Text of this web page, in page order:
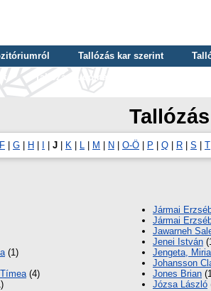
Tallózás kar szerint
Tallózás tudományterület szerint
F G H J K L M N O-Ö P Q R S T
(1)
(4)
Jármai
Jármai
Jawarneh
Jenei István
Jengeta,
Johansson
Jones Brian
Józsa László